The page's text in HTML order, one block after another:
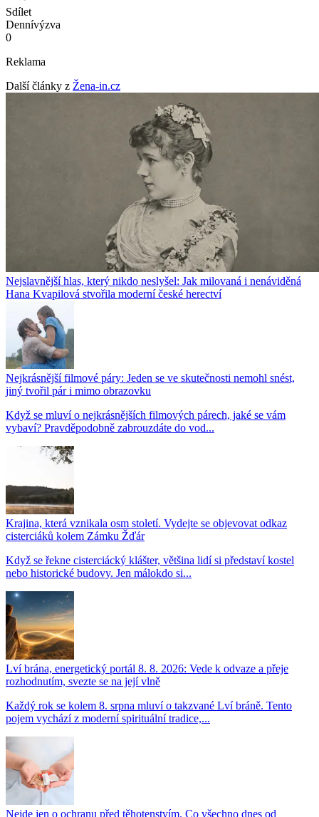
Sdílet
Dennívýzva
0
Reklama
Další články z Žena-in.cz
Nejslavnější hlas, který nikdo neslyšel: Jak milovaná i nenáviděná
Hana Kvapilová stvořila moderní české herectví
Nejkrásnější filmové páry: Jeden se ve skutečnosti nemohl snést,
jiný tvořil pár i mimo obrazovku
Když se mluví o nejkrásnějších filmových párech, jaké se vám
vybaví? Pravděpodobně zabrouzdáte do vod...
Krajina, která vznikala osm století. Vydejte se objevovat odkaz
cisterciáků kolem Zámku Žďár
Když se řekne cisterciácký klášter, většina lidí si představí kostel
nebo historické budovy. Jen málokdo si...
Lví brána, energetický portál 8. 8. 2026: Vede k odvaze a přeje
rozhodnutím, svezte se na její vlně
Každý rok se kolem 8. srpna mluví o takzvané Lví bráně. Tento
pojem vychází z moderní spirituální tradice,...
Nejde jen o ochranu před těhotenstvím. Co všechno dnes od